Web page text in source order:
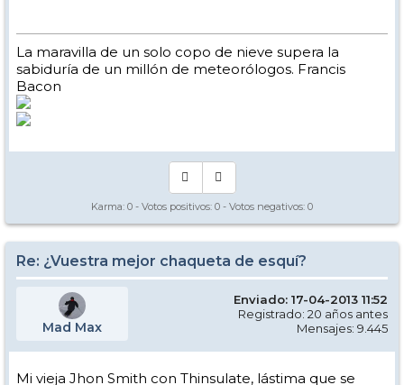
La maravilla de un solo copo de nieve supera la
sabiduría de un millón de meteorólogos. Francis
Bacon
Karma: 0 - Votos positivos: 0 - Votos negativos: 0
Re: ¿Vuestra mejor chaqueta de esquí?
Mad Max
Enviado: 17-04-2013 11:52
Registrado: 20 años antes
Mensajes: 9.445
Mi vieja Jhon Smith con Thinsulate, lástima que se